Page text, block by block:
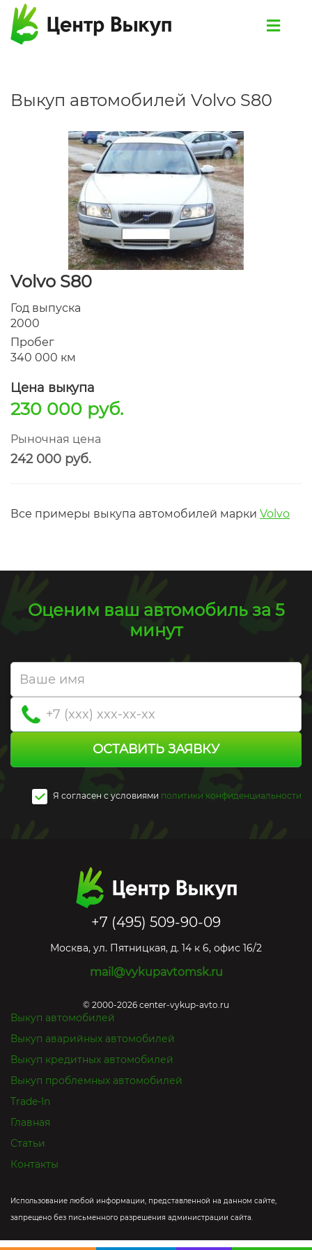
Выкуп автомобилей Volvo S80
Volvo S80
Год выпуска
2000
Пробег
340 000 км
Цена выкупа
230 000 руб.
Рыночная цена
242 000 руб.
Все примеры выкупа автомобилей марки Volvo
Оценим ваш автомобиль за 5
минут
ОСТАВИТЬ ЗАЯВКУ
Я согласен c условиями политики конфиденциальности
+7 (495) 509-90-09
Москва, ул. Пятницкая, д. 14 к 6, офис 16/2
mail@vykupavtomsk.ru
© 2000-2026 center-vykup-avto.ru
Выкуп автомобилей
Выкуп аварийных автомобилей
Выкуп кредитных автомобилей
Выкуп проблемных автомобилей
Trade-In
Главная
Статьи
Контакты
Использование любой информации, представленной на данном сайте,
запрещено без письменного разрешения администрации сайта.